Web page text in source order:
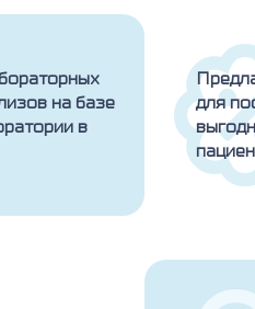
на базе
в
для